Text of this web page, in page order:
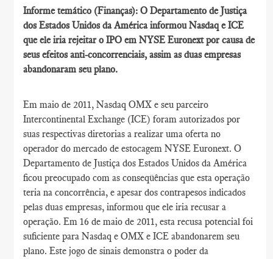
Informe temático (Finanças): O Departamento de Justiça
dos Estados Unidos da América informou Nasdaq e ICE
que ele iria rejeitar o IPO em NYSE Euronext por causa de
seus efeitos anti-concorrenciais, assim as duas empresas
abandonaram seu plano.
Em maio de 2011, Nasdaq OMX e seu parceiro
Intercontinental Exchange (ICE) foram autorizados por
suas respectivas diretorias a realizar uma oferta no
operador do mercado de estocagem NYSE Euronext. O
Departamento de Justiça dos Estados Unidos da América
ficou preocupado com as conseqüências que esta operação
teria na concorrência, e apesar dos contrapesos indicados
pelas duas empresas, informou que ele iria recusar a
operação. Em 16 de maio de 2011, esta recusa potencial foi
suficiente para Nasdaq e OMX e ICE abandonarem seu
plano. Este jogo de sinais demonstra o poder da